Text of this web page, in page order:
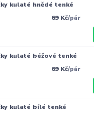
kulaté hnědé tenké
69 Kč/pár
kulaté béžové tenké
69 Kč/pár
kulaté bílé tenké